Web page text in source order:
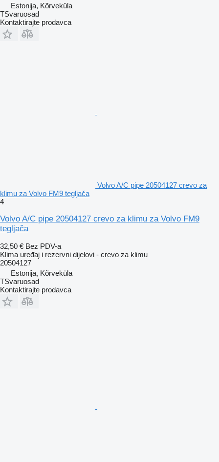
Estonija, Kõrveküla
TSvaruosad
Kontaktirajte prodavca
Volvo A/C pipe 20504127 crevo za
klimu za Volvo FM9 tegljača
4
Volvo A/C pipe 20504127 crevo za klimu za Volvo FM9
tegljača
32,50 € Bez PDV-a
Klima uređaj i rezervni dijelovi - crevo za klimu
20504127
Estonija, Kõrveküla
TSvaruosad
Kontaktirajte prodavca